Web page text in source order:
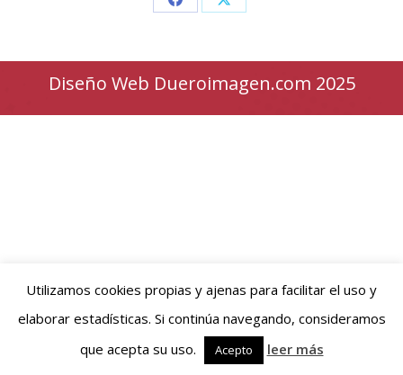
Share
Facebook
Share
X
Diseño Web Dueroimagen.com 2025
Utilizamos cookies propias y ajenas para facilitar el uso y
elaborar estadísticas. Si continúa navegando, consideramos
que acepta su uso.
Acepto leer más